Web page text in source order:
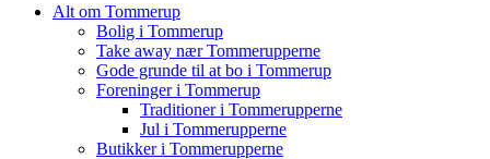
Alt om Tommerup
Bolig i Tommerup
Take away nær Tommerupperne
Gode grunde til at bo i Tommerup
Foreninger i Tommerup
Traditioner i Tommerupperne
Jul i Tommerupperne
Butikker i Tommerupperne